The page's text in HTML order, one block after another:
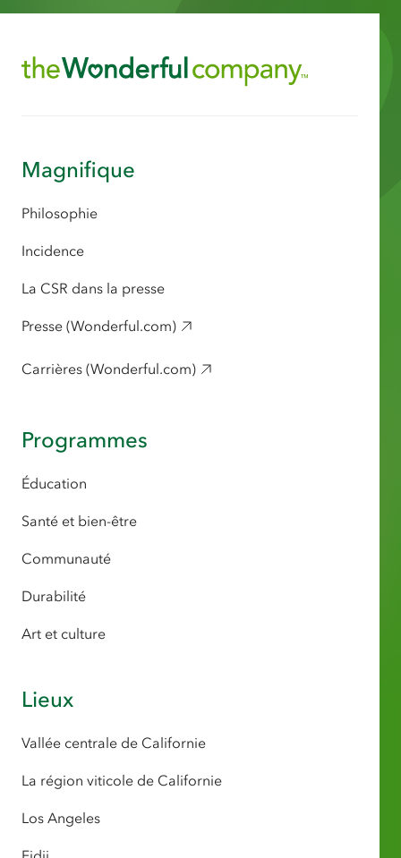
Magnifique
Philosophie
Incidence
La CSR dans la presse
Presse (Wonderful.com)
Carrières (Wonderful.com)
Programmes
Éducation
Santé et bien-être
Communauté
Durabilité
Art et culture
Lieux
Vallée centrale de Californie
La région viticole de Californie
Los Angeles